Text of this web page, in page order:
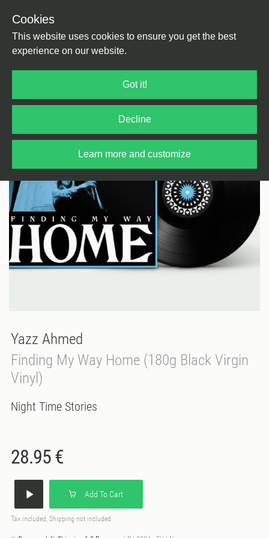
Cookies
This website uses cookies to ensure you get the best
experience on our website.
Got it!
Decline
Learn more and customize
Yazz Ahmed
Finding My Way Home (180g Black Virgin
Vinyl)
Night Time Stories
28.95 €
Add To Cart
Tax included, Shipping not included